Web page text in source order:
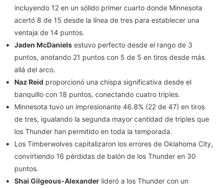
incluyendo 12 en un sólido primer cuarto donde Minnesota
acertó 8 de 15 desde la línea de tres para establecer una
ventaja de 14 puntos.
Jaden McDaniels estuvo perfecto desde el rango de 3
puntos, anotando 21 puntos con 5 de 5 en tiros desde más
allá del arco.
Naz Reid proporcionó una chispa significativa desde el
banquillo con 18 puntos, conectando cuatro triples.
Minnesota tuvo un impresionante 46.8% (22 de 47) en tiros
de tres, igualando la segunda mayor cantidad de triples que
los Thunder han permitido en toda la temporada.
Los Timberwolves capitalizaron los errores de Oklahoma City,
convirtiendo 16 pérdidas de balón de los Thunder en 30
puntos.
Shai Gilgeous-Alexander lideró a los Thunder con un